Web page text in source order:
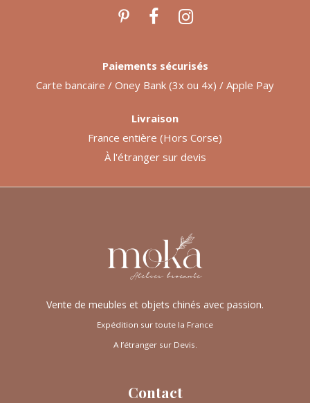
Vente de meubles et objets chinés avec passion.
Expédition sur toute la France
A l’étranger sur Devis.
Contact
Paiements sécurisés
Carte bancaire / Oney Bank (3x ou 4x) / Apple Pay
Livraison
France entière (Hors Corse)
À l'étranger sur devis